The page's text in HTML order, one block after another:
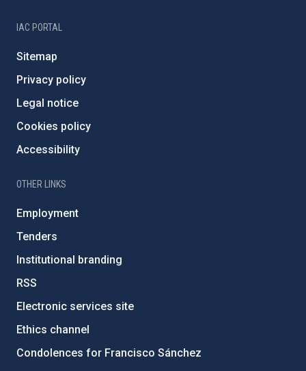
IAC PORTAL
Sitemap
Privacy policy
Legal notice
Cookies policy
Accessibility
OTHER LINKS
Employment
Tenders
Institutional branding
RSS
Electronic services site
Ethics channel
Condolences for Francisco Sánchez